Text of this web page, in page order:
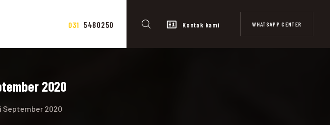
031 5480250 Kontak kami WHATSAPP CENTER
2020
September 2020